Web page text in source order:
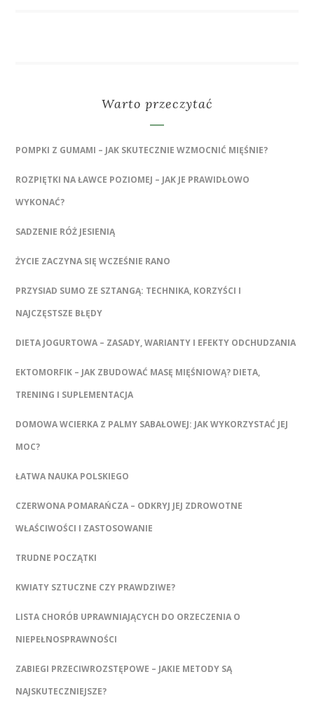
Warto przeczytać
POMPKI Z GUMAMI – JAK SKUTECZNIE WZMOCNIĆ MIĘŚNIE?
ROZPIĘTKI NA ŁAWCE POZIOMEJ – JAK JE PRAWIDŁOWO
WYKONAĆ?
SADZENIE RÓŻ JESIENIĄ
ŻYCIE ZACZYNA SIĘ WCZEŚNIE RANO
PRZYSIAD SUMO ZE SZTANGĄ: TECHNIKA, KORZYŚCI I
NAJCZĘSTSZE BŁĘDY
DIETA JOGURTOWA – ZASADY, WARIANTY I EFEKTY ODCHUDZANIA
EKTOMORFIK – JAK ZBUDOWAĆ MASĘ MIĘŚNIOWĄ? DIETA,
TRENING I SUPLEMENTACJA
DOMOWA WCIERKA Z PALMY SABAŁOWEJ: JAK WYKORZYSTAĆ JEJ
MOC?
ŁATWA NAUKA POLSKIEGO
CZERWONA POMARAŃCZA – ODKRYJ JEJ ZDROWOTNE
WŁAŚCIWOŚCI I ZASTOSOWANIE
TRUDNE POCZĄTKI
KWIATY SZTUCZNE CZY PRAWDZIWE?
LISTA CHORÓB UPRAWNIAJĄCYCH DO ORZECZENIA O
NIEPEŁNOSPRAWNOŚCI
ZABIEGI PRZECIWROZSTĘPOWE – JAKIE METODY SĄ
NAJSKUTECZNIEJSZE?